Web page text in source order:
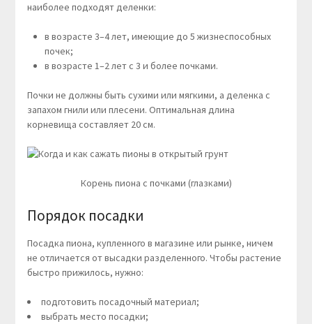
наиболее подходят деленки:
в возрасте 3–4 лет, имеющие до 5 жизнеспособных
почек;
в возрасте 1–2 лет с 3 и более почками.
Почки не должны быть сухими или мягкими, а деленка с
запахом гнили или плесени. Оптимальная длина
корневища составляет 20 см.
Корень пиона с почками (глазками)
Порядок посадки
Посадка пиона, купленного в магазине или рынке, ничем
не отличается от высадки разделенного. Чтобы растение
быстро прижилось, нужно:
подготовить посадочный материал;
выбрать место посадки;